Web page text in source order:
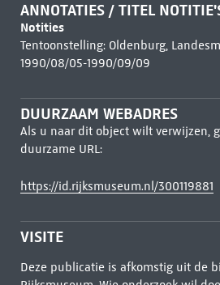
ANNOTATIES / TITEL
Notities
Tentoonstelling: Oldenburg,
1990/08/05-1990/09/09
DUURZAAM WEBADRES
Als u naar dit object wilt verwijzen,
duurzame URL:
https://id.rijksmuseum.nl/300119881
VISITE
Deze publicatie is afkomstig uit de